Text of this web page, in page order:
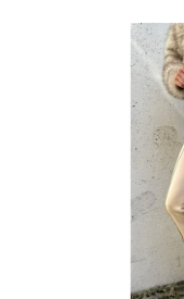
produktu
hvězdiček.